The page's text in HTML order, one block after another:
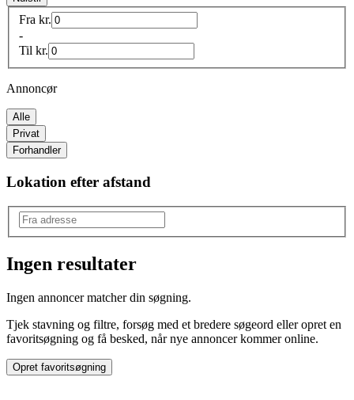
Fra kr.
-
Til kr.
Annoncør
Alle
Privat
Forhandler
Lokation efter afstand
Yaris
Ingen resultater
Ingen annoncer matcher din søgning.
Tjek stavning og filtre, forsøg med et bredere søgeord eller opret en
favoritsøgning og få besked, når nye annoncer kommer online.
Opret favoritsøgning